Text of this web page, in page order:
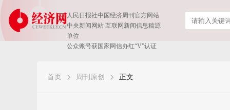
人民日报社中国经济周刊官方网站
中央新闻网站 互联网新闻信息稿源
单位
公众账号获国家网信办红“V”认证
首页 周刊原创 正文